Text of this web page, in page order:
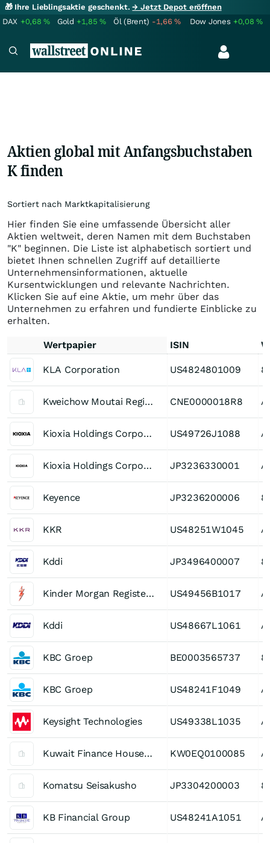
🎁 Ihre Lieblingsaktie geschenkt.→ Jetzt Depot eröffnen
DAX +0,68% Gold +1,85% Öl (Brent) -1,66% Dow Jones +0,08%
Aktien global mit Anfangsbuchstaben
K finden
Sortiert nach Marktkapitalisierung
Hier finden Sie eine umfassende Übersicht aller
Aktien weltweit, deren Namen mit dem Buchstaben
"K" beginnen. Die Liste ist alphabetisch sortiert und
bietet Ihnen schnellen Zugriff auf detaillierte
Unternehmensinformationen, aktuelle
Kursentwicklungen und relevante Nachrichten.
Klicken Sie auf eine Aktie, um mehr über das
Unternehmen zu erfahren und fundierte Einblicke zu
erhalten.
Wertpapier ISIN
KLA Corporation US4824801009
Kweichow Moutai Registered (A) CNE0000018R8
Kioxia Holdings Corporation US49726J1088
Kioxia Holdings Corporation JP3236330001
Keyence JP3236200006
KKR US48251W1045
Kddi JP3496400007
Kinder Morgan Registered (P) US49456B1017
Kddi US48667L1061
KBC Groep BE0003565737
KBC Groep US48241F1049
Keysight Technologies US49338L1035
Kuwait Finance House (K.S.C.) KW0EQ0100085
Komatsu Seisakusho JP3304200003
KB Financial Group US48241A1051